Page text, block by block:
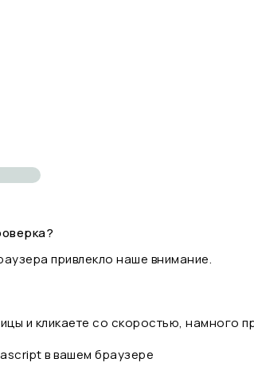
привлекло наше внимание.
и кликаете со скоростью,
в вашем браузере